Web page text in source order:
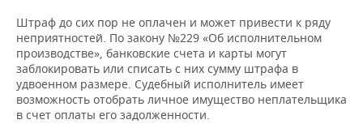
ВОЛЕЙБОЛ
КИБЕРСПОРТ
ФИГУРНОЕ КАТАНИЕ
ИСТОРИЯ
КУЛЬТУРА
МЕДИЦИНА
СПИСОК ПЕРСОН
СПИСОК КОМПАНИЙ
ПОЛНАЯ ВЕРСИЯ
Штраф до сих пор не оплачен и может привести к ряду
неприятностей. По закону №229 «Об исполнительном
производстве», банковские счета и карты могут
заблокировать или списать с них сумму штрафа в
удвоенном размере. Судебный исполнитель имеет
возможность отобрать личное имущество неплательщика
в счет оплаты его задолженности.